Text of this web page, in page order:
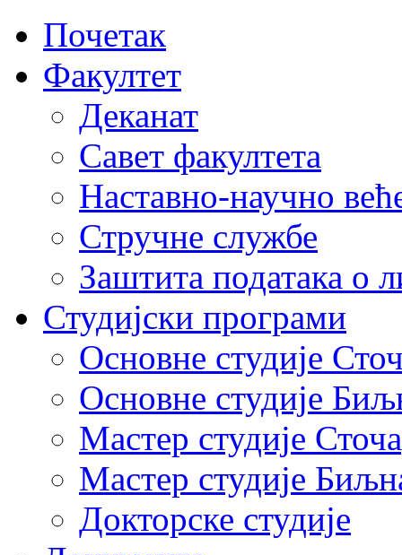
Почетак
Факултет
Деканат
Савет факултета
Наставно-научно
Стручне службе
Заштита података о
Студијски програми
Основне студије
Основне студије
Мастер студије
Мастер студије
Докторске студије